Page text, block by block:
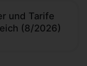
und Tarife
(8/2026)